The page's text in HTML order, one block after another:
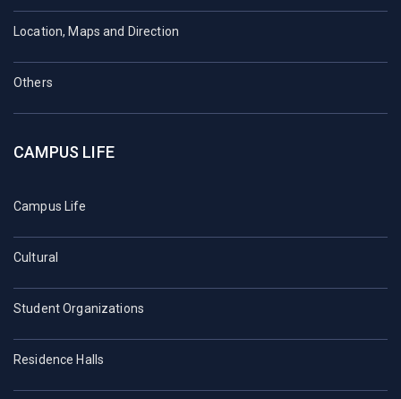
Location, Maps and Direction
Others
CAMPUS LIFE
Campus Life
Cultural
Student Organizations
Residence Halls